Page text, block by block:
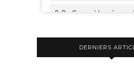
DERNIERS